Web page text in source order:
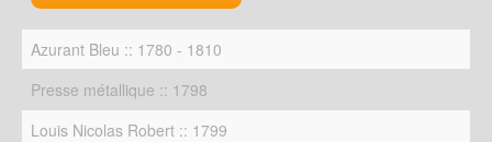
Azurant Bleu :: 1780 - 1810
Presse métallique :: 1798
Louis Nicolas Robert :: 1799